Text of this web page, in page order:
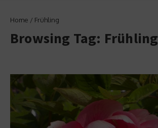
Home / Frühling
Browsing Tag: Frühling